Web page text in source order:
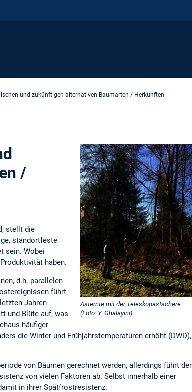
und zukünftigen alternativen Baumarten / Herkünften
Asternte mit der Teleskopastschere
(Foto: Y. Ghalayini)
/
stellt die
standortfeste
sein. Wobei
haben.
d.h. parallelen
führt
Jahren
und Blüte auf, was
häufiger
die Winter und Frühjahrstemperaturen erhöht (DWD),
von Bäumen gerechnet werden, allerdings führt der
von vielen Faktoren ab. Selbst innerhalb einer
in ihrer Spätfrostresistenz.